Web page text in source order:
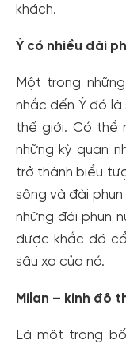
khách.
Ý có nhiều đài
Một trong
nhắc đến Ý đó là
thế giới. Có thể
những kỳ quan
trở thành biểu
sông và đài phun
những đài phun
được khắc đá
sâu xa của nó.
Milan – kinh đô
Là một trong